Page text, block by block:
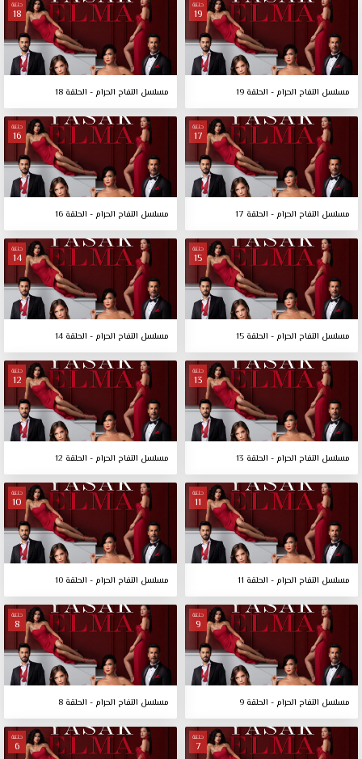
حلقة
19
مسلسل التفاح الحرام - الحلقة 19
حلقة
18
مسلسل التفاح الحرام - الحلقة 18
حلقة
17
مسلسل التفاح الحرام - الحلقة 17
حلقة
16
مسلسل التفاح الحرام - الحلقة 16
حلقة
15
مسلسل التفاح الحرام - الحلقة 15
حلقة
14
مسلسل التفاح الحرام - الحلقة 14
حلقة
13
مسلسل التفاح الحرام - الحلقة 13
حلقة
12
مسلسل التفاح الحرام - الحلقة 12
حلقة
11
مسلسل التفاح الحرام - الحلقة 11
حلقة
10
مسلسل التفاح الحرام - الحلقة 10
حلقة
9
مسلسل التفاح الحرام - الحلقة 9
حلقة
8
مسلسل التفاح الحرام - الحلقة 8
حلقة
7
حلقة
6